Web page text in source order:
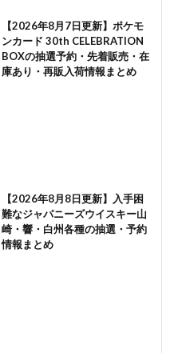
【2026年8月7日更新】ポケモ
ンカード 30th CELEBRATION
BOXの抽選予約・先着販売・在
庫あり・再販入荷情報まとめ
【2026年8月8日更新】入手困
難なジャパニーズウイスキー山
崎・響・白州各種の抽選・予約
情報まとめ